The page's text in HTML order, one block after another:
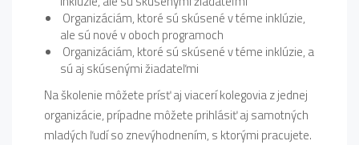
Organizáciám, ktoré sú skúsené v téme inklúzie,
ale sú nové v oboch programoch
Organizáciám, ktoré sú skúsené v téme inklúzie, a
sú aj skúsenými žiadateľmi
Na školenie môžete prísť aj viacerí kolegovia z jednej
organizácie, prípadne môžete prihlásiť aj samotných
mladých ľudí so znevýhodnením, s ktorými pracujete.